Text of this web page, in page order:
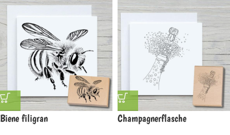
Biene filigran Champagnerflasche